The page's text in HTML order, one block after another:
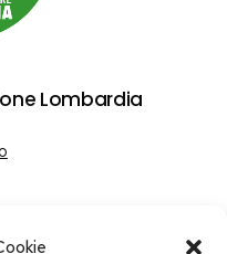
Lombardia
sui cookie